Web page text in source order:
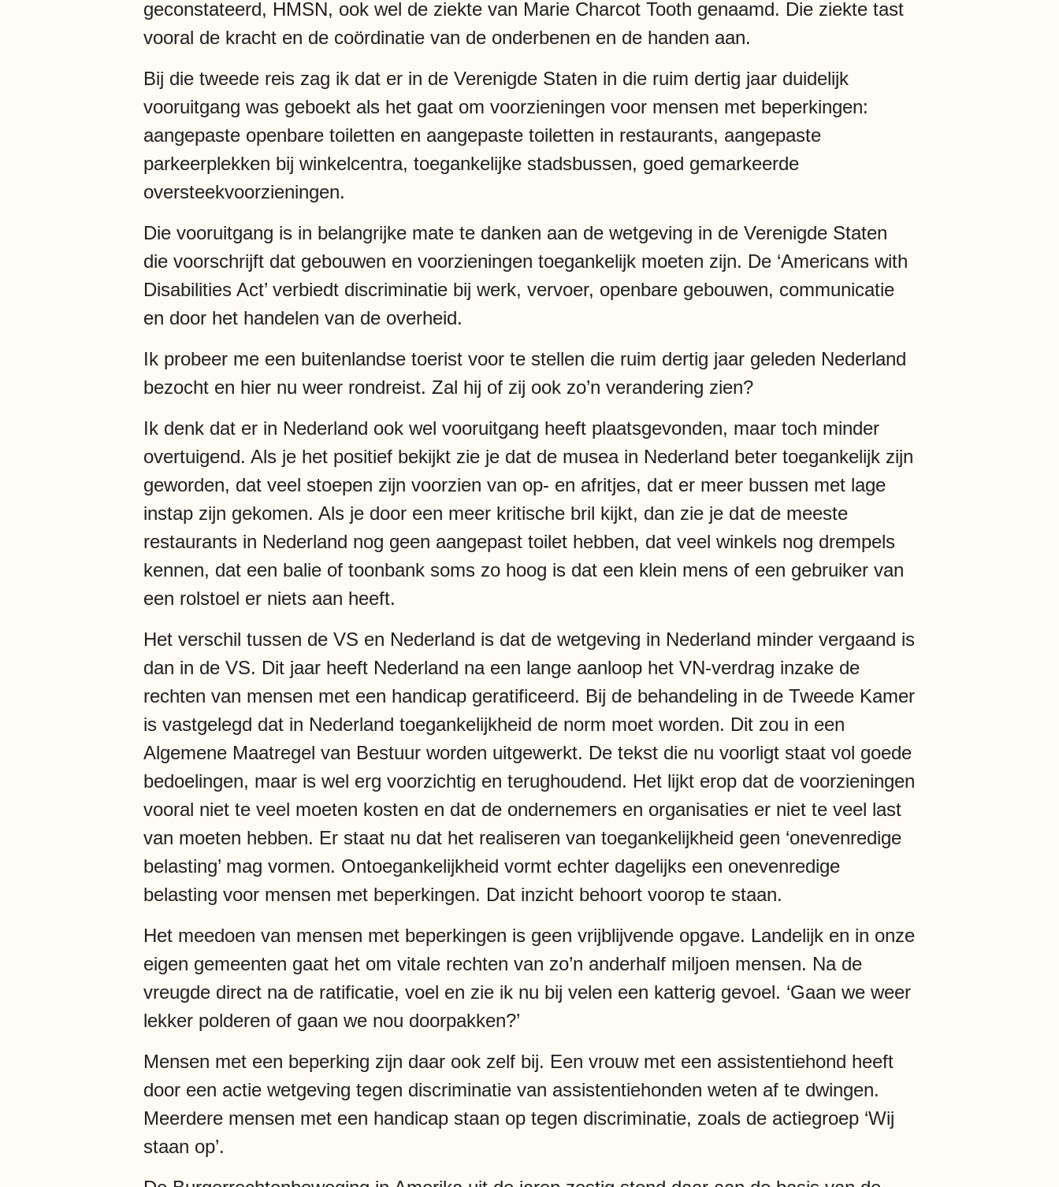
geconstateerd, HMSN, ook wel de ziekte van Marie Charcot Tooth genaamd. Die ziekte tast
vooral de kracht en de coördinatie van de onderbenen en de handen aan.
Bij die tweede reis zag ik dat er in de Verenigde Staten in die ruim dertig jaar duidelijk
vooruitgang was geboekt als het gaat om voorzieningen voor mensen met beperkingen:
aangepaste openbare toiletten en aangepaste toiletten in restaurants, aangepaste
parkeerplekken bij winkelcentra, toegankelijke stadsbussen, goed gemarkeerde
oversteekvoorzieningen.
Die vooruitgang is in belangrijke mate te danken aan de wetgeving in de Verenigde Staten
die voorschrijft dat gebouwen en voorzieningen toegankelijk moeten zijn. De ‘Americans with
Disabilities Act’ verbiedt discriminatie bij werk, vervoer, openbare gebouwen, communicatie
en door het handelen van de overheid.
Ik probeer me een buitenlandse toerist voor te stellen die ruim dertig jaar geleden Nederland
bezocht en hier nu weer rondreist. Zal hij of zij ook zo’n verandering zien?
Ik denk dat er in Nederland ook wel vooruitgang heeft plaatsgevonden, maar toch minder
overtuigend. Als je het positief bekijkt zie je dat de musea in Nederland beter toegankelijk zijn
geworden, dat veel stoepen zijn voorzien van op- en afritjes, dat er meer bussen met lage
instap zijn gekomen. Als je door een meer kritische bril kijkt, dan zie je dat de meeste
restaurants in Nederland nog geen aangepast toilet hebben, dat veel winkels nog drempels
kennen, dat een balie of toonbank soms zo hoog is dat een klein mens of een gebruiker van
een rolstoel er niets aan heeft.
Het verschil tussen de VS en Nederland is dat de wetgeving in Nederland minder vergaand is
dan in de VS. Dit jaar heeft Nederland na een lange aanloop het VN-verdrag inzake de
rechten van mensen met een handicap geratificeerd. Bij de behandeling in de Tweede Kamer
is vastgelegd dat in Nederland toegankelijkheid de norm moet worden. Dit zou in een
Algemene Maatregel van Bestuur worden uitgewerkt. De tekst die nu voorligt staat vol goede
bedoelingen, maar is wel erg voorzichtig en terughoudend. Het lijkt erop dat de voorzieningen
vooral niet te veel moeten kosten en dat de ondernemers en organisaties er niet te veel last
van moeten hebben. Er staat nu dat het realiseren van toegankelijkheid geen ‘onevenredige
belasting’ mag vormen. Ontoegankelijkheid vormt echter dagelijks een onevenredige
belasting voor mensen met beperkingen. Dat inzicht behoort voorop te staan.
Het meedoen van mensen met beperkingen is geen vrijblijvende opgave. Landelijk en in onze
eigen gemeenten gaat het om vitale rechten van zo’n anderhalf miljoen mensen. Na de
vreugde direct na de ratificatie, voel en zie ik nu bij velen een katterig gevoel. ‘Gaan we weer
lekker polderen of gaan we nou doorpakken?’
Mensen met een beperking zijn daar ook zelf bij. Een vrouw met een assistentiehond heeft
door een actie wetgeving tegen discriminatie van assistentiehonden weten af te dwingen.
Meerdere mensen met een handicap staan op tegen discriminatie, zoals de actiegroep ‘Wij
staan op’.